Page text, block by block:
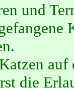
und
auf
die